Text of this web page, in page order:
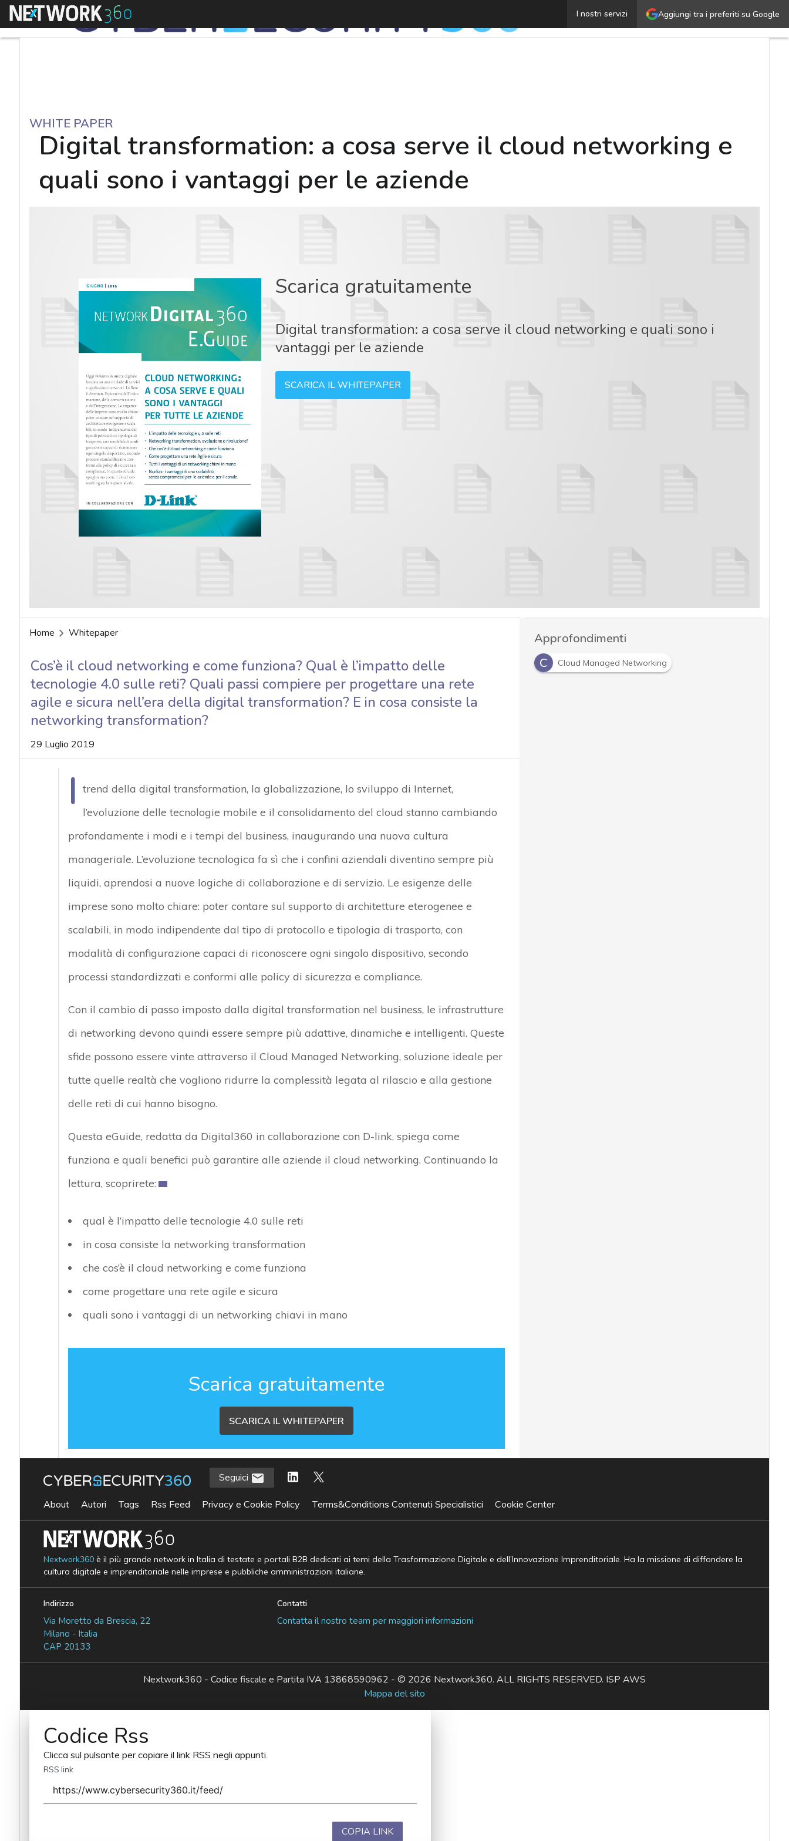
Aggiungi tra i preferiti su Google
I nostri servizi
Menu Digital transformation: a cosa serve il cloud
WHITE PAPER
Digital transformation: a cosa serve il cloud networking e
quali sono i vantaggi per le aziende
Scarica gratuitamente
Digital transformation: a cosa serve il cloud networking e quali sono i
vantaggi per le aziende
SCARICA IL WHITEPAPER
Home Whitepaper
Cos’è il cloud networking e come funziona? Qual è l’impatto delle
tecnologie 4.0 sulle reti? Quali passi compiere per progettare una rete
agile e sicura nell’era della digital transformation? E in cosa consiste la
networking transformation?
29 Luglio 2019
I trend della digital transformation, la globalizzazione, lo sviluppo di Internet,
l’evoluzione delle tecnologie mobile e il consolidamento del cloud stanno cambiando
profondamente i modi e i tempi del business, inaugurando una nuova cultura
manageriale. L’evoluzione tecnologica fa sì che i confini aziendali diventino sempre più
liquidi, aprendosi a nuove logiche di collaborazione e di servizio. Le esigenze delle
imprese sono molto chiare: poter contare sul supporto di architetture eterogenee e
scalabili, in modo indipendente dal tipo di protocollo e tipologia di trasporto, con
modalità di configurazione capaci di riconoscere ogni singolo dispositivo, secondo
processi standardizzati e conformi alle policy di sicurezza e compliance.
Con il cambio di passo imposto dalla digital transformation nel business, le infrastrutture
di networking devono quindi essere sempre più adattive, dinamiche e intelligenti. Queste
sfide possono essere vinte attraverso il Cloud Managed Networking, soluzione ideale per
tutte quelle realtà che vogliono ridurre la complessità legata al rilascio e alla gestione
delle reti di cui hanno bisogno.
Questa eGuide, redatta da Digital360 in collaborazione con D-link, spiega come
funziona e quali benefici può garantire alle aziende il cloud networking. Continuando la
lettura, scoprirete:
qual è l’impatto delle tecnologie 4.0 sulle reti
in cosa consiste la networking transformation
che cos’è il cloud networking e come funziona
come progettare una rete agile e sicura
quali sono i vantaggi di un networking chiavi in mano
Scarica gratuitamente
SCARICA IL WHITEPAPER
Approfondimenti
C
Cloud Managed Networking
Seguici
About Autori Tags Rss Feed Privacy e Cookie Policy Terms&Conditions Contenuti Specialistici Cookie Center
Nextwork360è il più grande network in Italia di testate e portali B2B dedicati ai temi della Trasformazione Digitale e dell’Innovazione Imprenditoriale. Ha la missione di diffondere la
cultura digitale e imprenditoriale nelle imprese e pubbliche amministrazioni italiane.
Indirizzo
Via Moretto da Brescia, 22
Milano - Italia
CAP 20133
Contatti
Contatta il nostro team per maggiori informazioni
Nextwork360 - Codice fiscale e Partita IVA 13868590962 - © 2026 Nextwork360. ALL RIGHTS RESERVED. ISP AWS
Mappa del sito
Codice Rss
Clicca sul pulsante per copiare il link RSS negli appunti.
RSS link
COPIA LINK